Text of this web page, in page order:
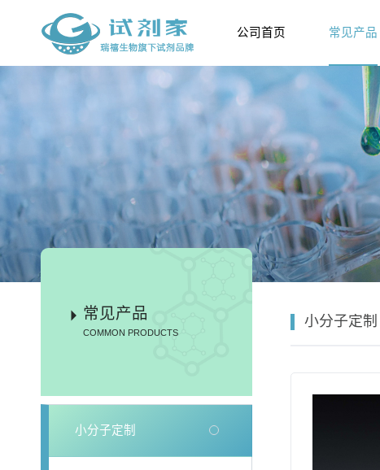
公司首页 常见产品
常见产品
COMMON PRODUCTS
小分子定制
小分子定制